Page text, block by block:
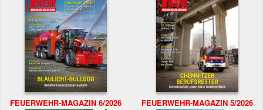
FEUERWEHR-MAGAZIN 6/2026 FEUERWEHR-MAGAZIN 5/2026